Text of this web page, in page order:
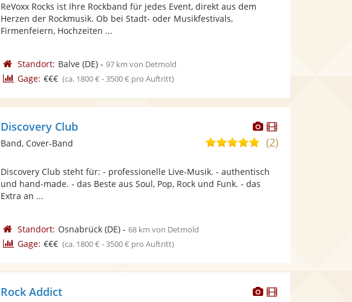
ReVoxx Rocks ist Ihre Rockband für jedes Event, direkt aus dem
Herzen der Rockmusik. Ob bei Stadt- oder Musikfestivals,
Firmenfeiern, Hochzeiten ...
Standort: Balve(DE)- 97 km von Detmold
Gage: €€€ (ca. 1800 € - 3500 € pro Auftritt)
Dieser
Künstler
stellt
Fotos
bereit.
Dieser
Künstler
Discovery Club
5,0
5
Sternen
(2)
Band, Cover-Band
Discovery Club steht für: - professionelle Live-Musik. - authentisch
und hand-made. - das Beste aus Soul, Pop, Rock und Funk. - das
Extra an ...
Standort: Osnabrück(DE)- 68 km von Detmold
Gage: €€€ (ca. 1800 € - 3500 € pro Auftritt)
DieserDieser
Rock Addict